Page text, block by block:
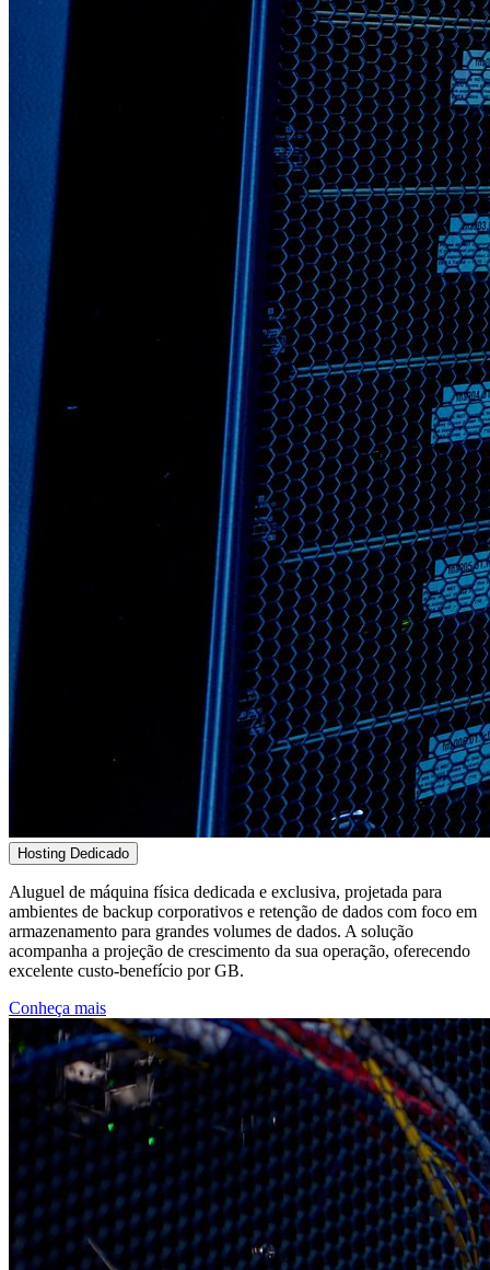
Hosting Dedicado
Aluguel de máquina física dedicada e exclusiva, projetada para
ambientes de backup corporativos e retenção de dados com foco em
armazenamento para grandes volumes de dados. A solução
acompanha a projeção de crescimento da sua operação, oferecendo
excelente custo-benefício por GB.
Conheça mais